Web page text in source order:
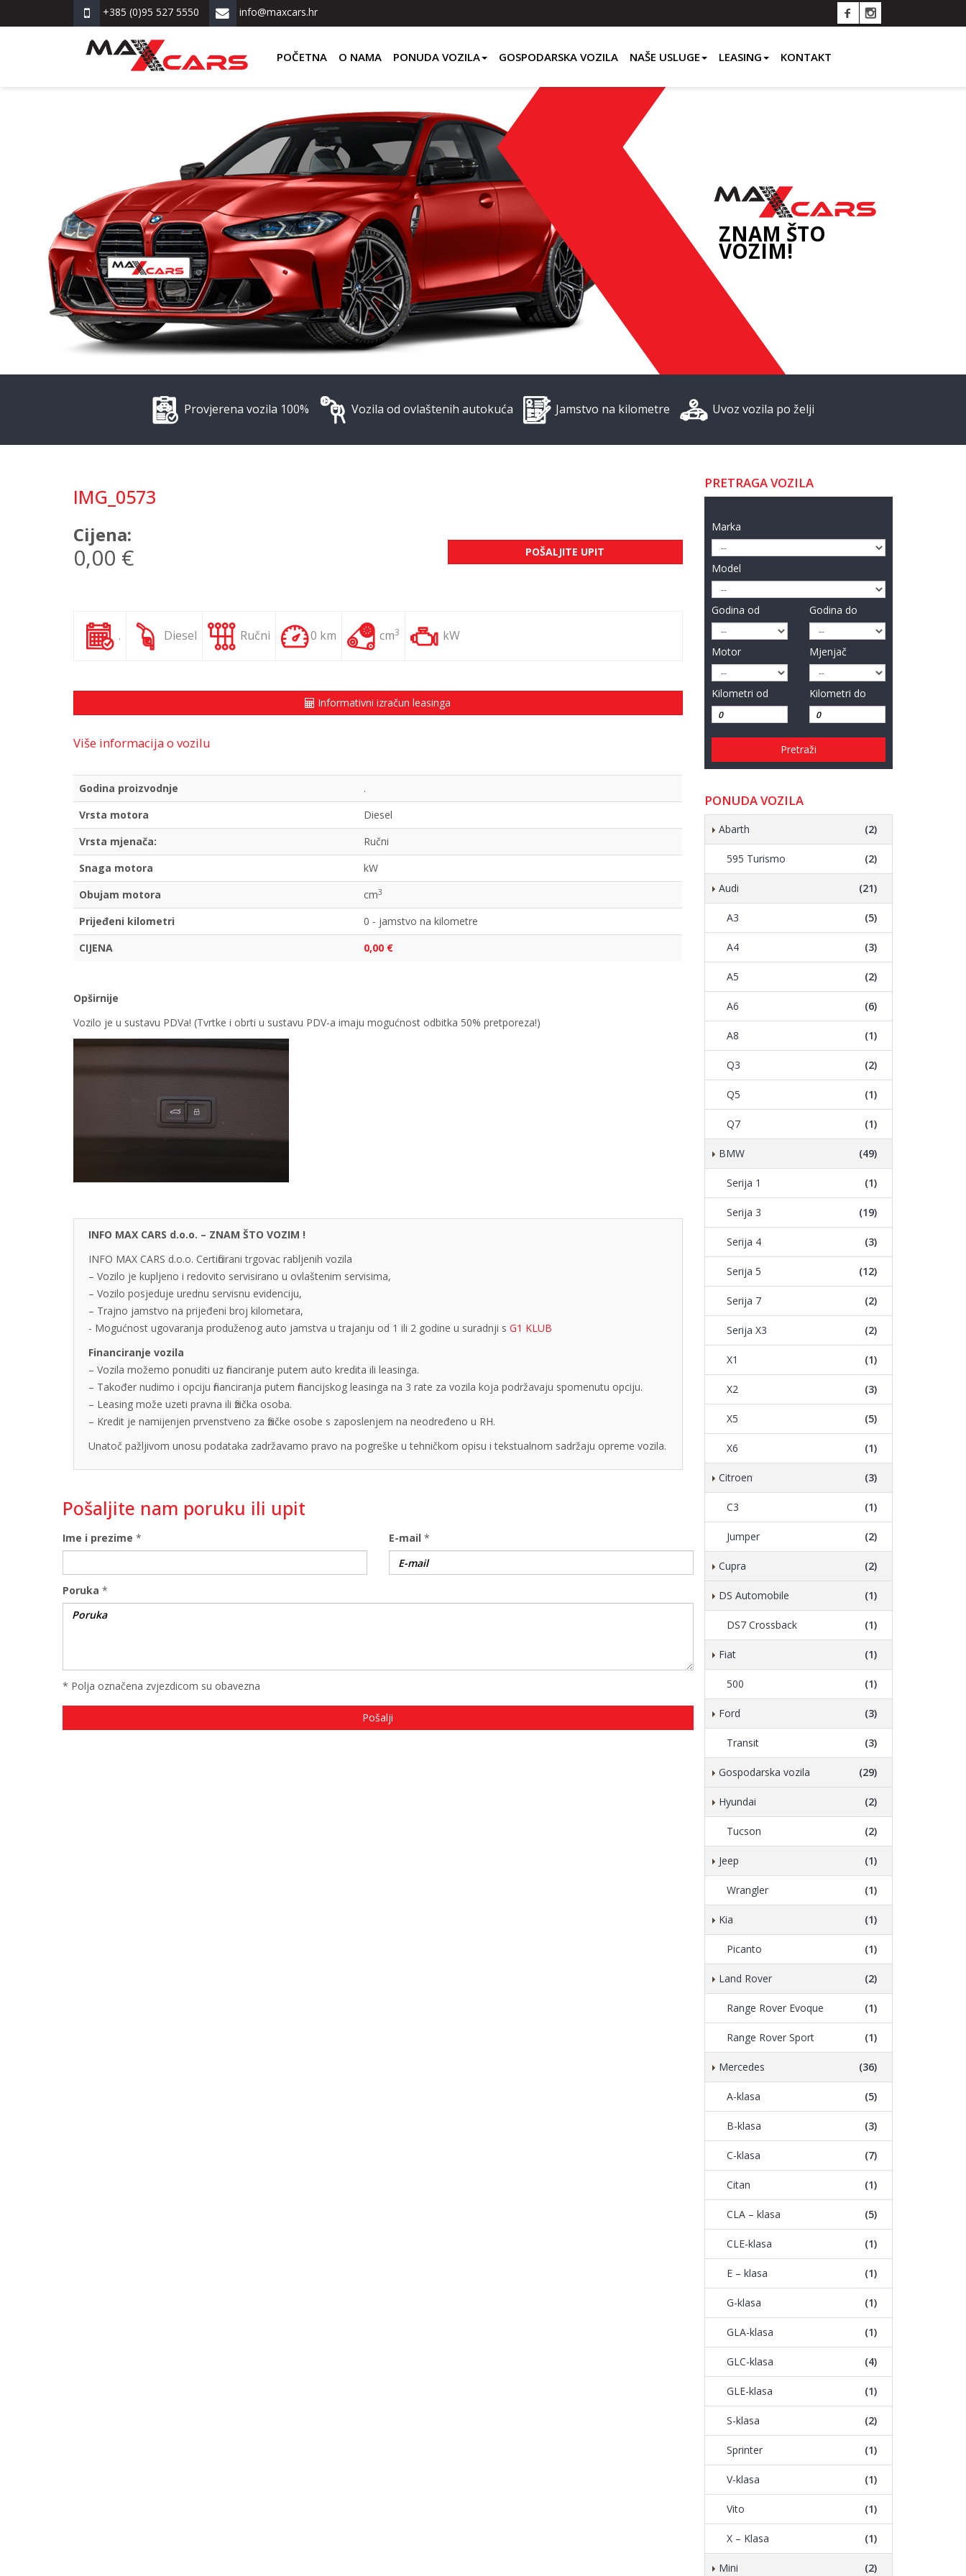
+385 (0)95 527 5550 info@maxcars.hr
POČETNA O NAMA PONUDA VOZILA GOSPODARSKA VOZILA NAŠE USLUGE LEASING KONTAKT
ZNAM ŠTO
VOZIM!
Provjerena vozila 100% Vozila od ovlaštenih autokuća Jamstvo na kilometre Uvoz vozila po želji
IMG_0573
Cijena:
0,00 € POŠALJITE UPIT
. Diesel Ručni 0 km cm3 kW
Informativni izračun leasinga
Više informacija o vozilu
Godina proizvodnje
.
Vrsta motora
Diesel
Vrsta mjenača:
Ručni
Snaga motora
kW
Obujam motora
cm3
Prijeđeni kilometri
0 - jamstvo na kilometre
CIJENA
0,00 €
Opširnije
Vozilo je u sustavu PDVa! (Tvrtke i obrti u sustavu PDV-a imaju mogućnost odbitka 50% pretporeza!)
INFO MAX CARS d.o.o. – ZNAM ŠTO VOZIM !
INFO MAX CARS d.o.o. Certificirani trgovac rabljenih vozila
– Vozilo je kupljeno i redovito servisirano u ovlaštenim servisima,
– Vozilo posjeduje urednu servisnu evidenciju,
– Trajno jamstvo na prijeđeni broj kilometara,
- Mogućnost ugovaranja produženog auto jamstva u trajanju od 1 ili 2 godine u suradnji s G1 KLUB
Financiranje vozila
– Vozila možemo ponuditi uz financiranje putem auto kredita ili leasinga.
– Također nudimo i opciju financiranja putem financijskog leasinga na 3 rate za vozila koja podržavaju spomenutu opciju.
– Leasing može uzeti pravna ili fizička osoba.
– Kredit je namijenjen prvenstveno za fizičke osobe s zaposlenjem na neodređeno u RH.
Unatoč pažljivom unosu podataka zadržavamo pravo na pogreške u tehničkom opisu i tekstualnom sadržaju opreme vozila.
Pošaljite nam poruku ili upit
Ime i prezime * E-mail *
Poruka *
* Polja označena zvjezdicom su obavezna
PRETRAGA VOZILA
Marka
Model
Godina od Godina do
Motor Mjenjač
Kilometri od Kilometri do
Pretraži
PONUDA VOZILA
Abarth (2)
595 Turismo (2)
Audi (21)
A3 (5)
A4 (3)
A5 (2)
A6 (6)
A8 (1)
Q3 (2)
Q5 (1)
Q7 (1)
BMW (49)
Serija 1 (1)
Serija 3 (19)
Serija 4 (3)
Serija 5 (12)
Serija 7 (2)
Serija X3 (2)
X1 (1)
X2 (3)
X5 (5)
X6 (1)
Citroen (3)
C3 (1)
Jumper (2)
Cupra (2)
DS Automobile (1)
DS7 Crossback (1)
Fiat (1)
500 (1)
Ford (3)
Transit (3)
Gospodarska vozila (29)
Hyundai (2)
Tucson (2)
Jeep (1)
Wrangler (1)
Kia (1)
Picanto (1)
Land Rover (2)
Range Rover Evoque (1)
Range Rover Sport (1)
Mercedes (36)
A-klasa (5)
B-klasa (3)
C-klasa (7)
Citan (1)
CLA – klasa (5)
CLE-klasa (1)
E – klasa (1)
G-klasa (1)
GLA-klasa (1)
GLC-klasa (4)
GLE-klasa (1)
S-klasa (2)
Sprinter (1)
V-klasa (1)
Vito (1)
X – Klasa (1)
Mini (2)